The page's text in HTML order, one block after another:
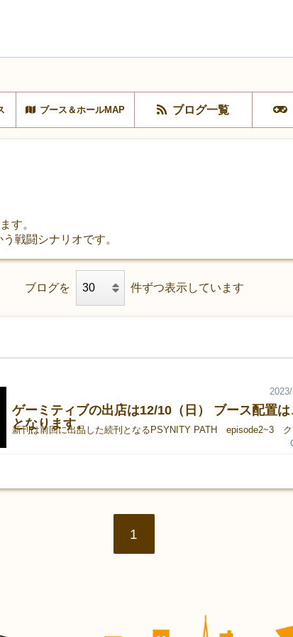
ブース＆ホールMAP ブログ一覧
す。
戦闘シナリオです。
ブログを 件ずつ表示しています
ゲーミティブの出店は12/10（日） ブース配置
となります。
1